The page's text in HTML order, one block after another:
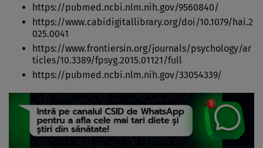
https://pubmed.ncbi.nlm.nih.gov/9560840/
https://www.cabidigitallibrary.org/doi/10.1079/hai.2
025.0041
https://www.frontiersin.org/journals/psychology/ar
ticles/10.3389/fpsyg.2015.01121/full
https://pubmed.ncbi.nlm.nih.gov/33054339/